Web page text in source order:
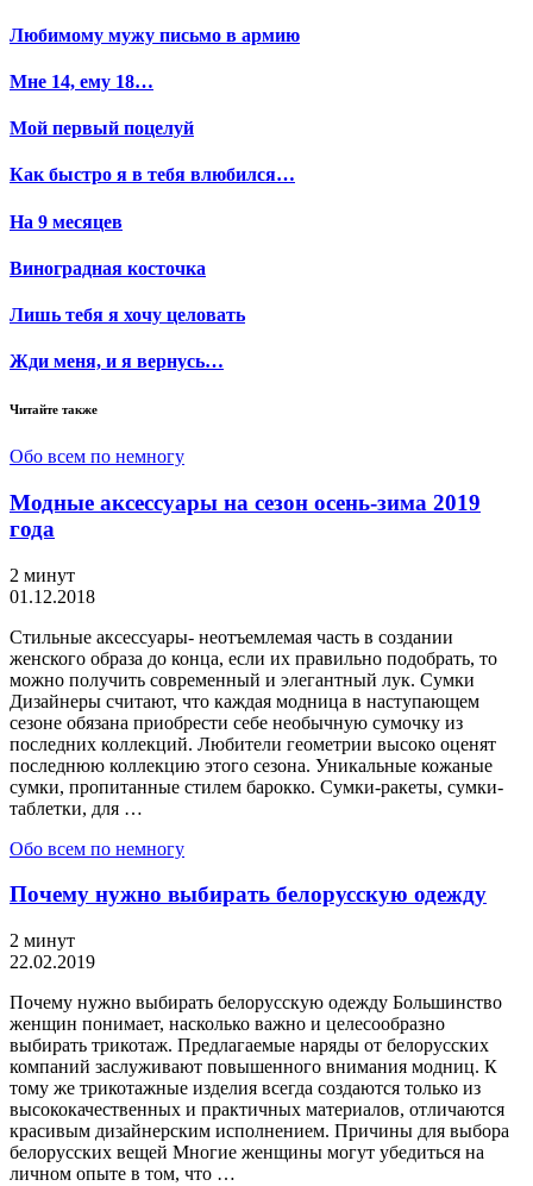
Любимому мужу письмо в армию
Мне 14, ему 18…
Мой первый поцелуй
Как быстро я в тебя влюбился…
На 9 месяцев
Виноградная косточка
Лишь тебя я хочу целовать
Жди меня, и я вернусь…
Читайте также
Обо всем по немногу
Модные аксессуары на сезон осень-зима 2019
года
2 минут
01.12.2018
Стильные аксессуары- неотъемлемая часть в создании
женского образа до конца, если их правильно подобрать, то
можно получить современный и элегантный лук. Сумки
Дизайнеры считают, что каждая модница в наступающем
сезоне обязана приобрести себе необычную сумочку из
последних коллекций. Любители геометрии высоко оценят
последнюю коллекцию этого сезона. Уникальные кожаные
сумки, пропитанные стилем барокко. Сумки-ракеты, сумки-
таблетки, для …
Обо всем по немногу
Почему нужно выбирать белорусскую одежду
2 минут
22.02.2019
Почему нужно выбирать белорусскую одежду Большинство
женщин понимает, насколько важно и целесообразно
выбирать трикотаж. Предлагаемые наряды от белорусских
компаний заслуживают повышенного внимания модниц. К
тому же трикотажные изделия всегда создаются только из
высококачественных и практичных материалов, отличаются
красивым дизайнерским исполнением. Причины для выбора
белорусских вещей Многие женщины могут убедиться на
личном опыте в том, что …